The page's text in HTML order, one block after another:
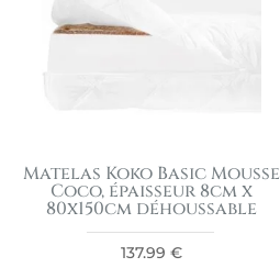
Matelas Koko Basic Mousse
Coco, épaisseur 8cm x
80x150cm déhoussable
137.99 €